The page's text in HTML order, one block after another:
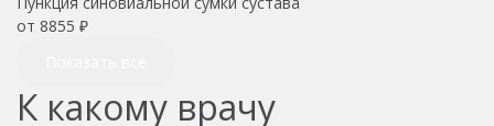
от 8855 ₽
К какому врачу